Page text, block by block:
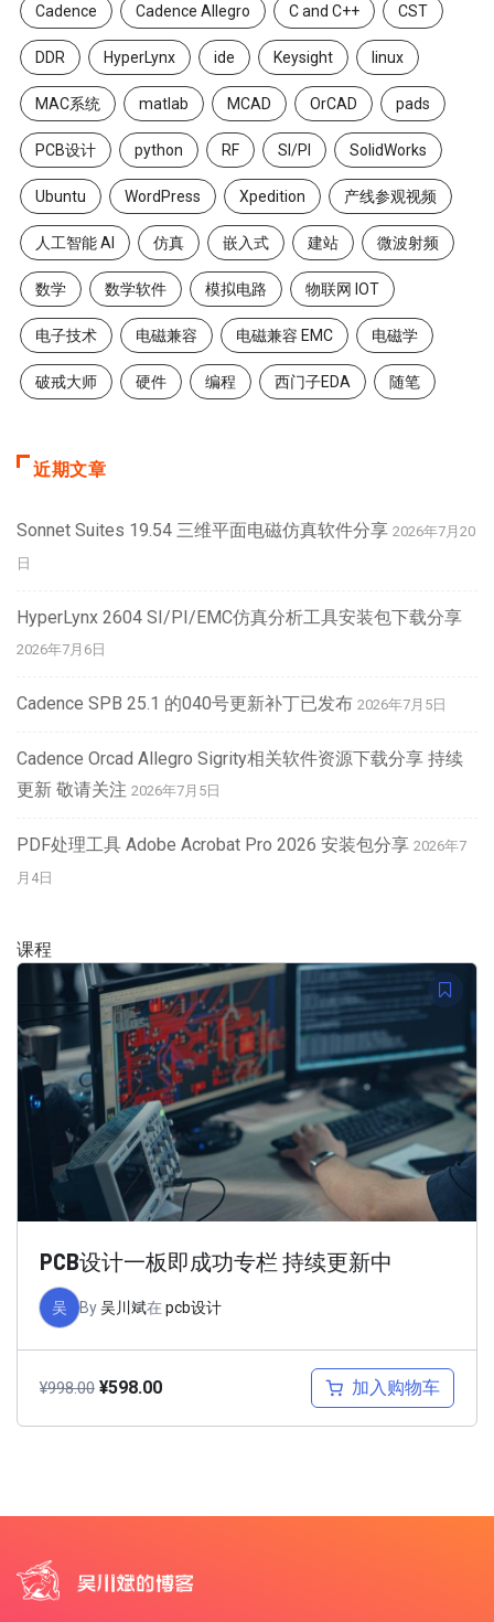
Cadence Cadence Allegro C and C++ CST
DDR HyperLynx ide Keysight linux
MAC系统 matlab MCAD OrCAD pads
PCB设计 python RF SI/PI SolidWorks
Ubuntu WordPress Xpedition 产线参观视频
人工智能 AI 仿真 嵌入式 建站 微波射频
数学 数学软件 模拟电路 物联网 IOT
电子技术 电磁兼容 电磁兼容 EMC 电磁学
破戒大师 硬件 编程 西门子EDA 随笔
近期文章
Sonnet Suites 19.54 三维平面电磁仿真软件分享 2026年7月20
日
HyperLynx 2604 SI/PI/EMC仿真分析工具安装包下载分享
2026年7月6日
Cadence SPB 25.1 的040号更新补丁已发布 2026年7月5日
Cadence Orcad Allegro Sigrity相关软件资源下载分享 持续
更新 敬请关注 2026年7月5日
PDF处理工具 Adobe Acrobat Pro 2026 安装包分享 2026年7
月4日
课程
PCB设计一板即成功专栏 持续更新中
吴 By吴川斌在 pcb设计
¥998.00 ¥598.00 加入购物车